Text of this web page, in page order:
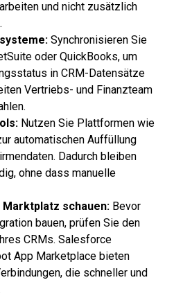
und nicht zusätzlich
Synchronisieren Sie
oder QuickBooks, um
in CRM-Datensätze
Vertriebs- und Finanzteam
Nutzen Sie Plattformen wie
automatischen Auffüllung
Dadurch bleiben
ohne dass manuelle
schauen: Bevor
bauen, prüfen Sie den
CRMs. Salesforce
App Marketplace bieten
die schneller und